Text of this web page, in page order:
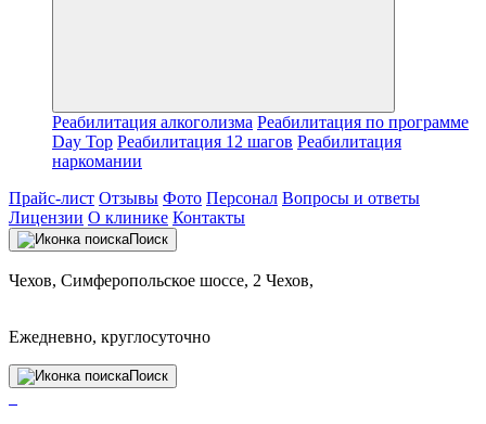
Реабилитация алкоголизма Реабилитация по программе
Day Top Реабилитация 12 шагов Реабилитация
наркомании
Прайс-лист Отзывы Фото Персонал Вопросы и ответы
Лицензии О клинике Контакты
Поиск
Чехов, Симферопольское шоссе, 2 Чехов,
Ежедневно, круглосуточно
Поиск